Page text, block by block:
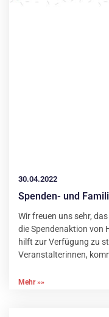
30.04.2022
Spenden- und
Wir freuen uns sehr,
die Spendenaktion von
hilft zur Verfügung zu
Veranstalterinnen,
Mehr »»